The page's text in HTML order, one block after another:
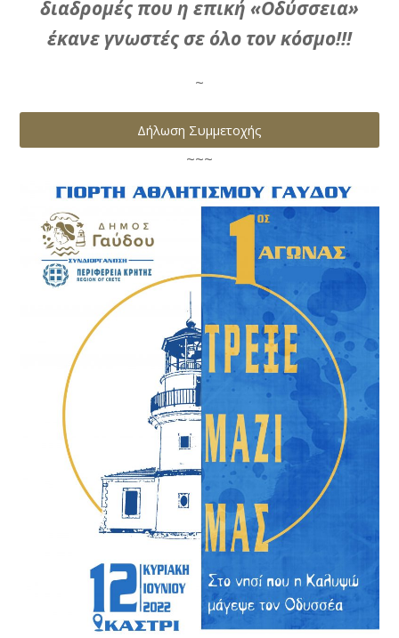
διαδρομές που η επική «Οδύσσεια»
έκανε γνωστές σε όλο τον κόσμο!!!
~
Δήλωση Συμμετοχής
~~~